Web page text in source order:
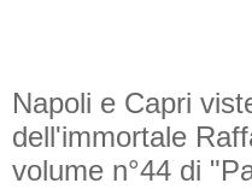
Napoli e Capri
dell'immortale
volume n°44 di